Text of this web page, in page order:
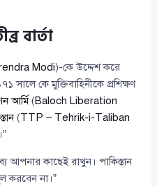
বার্তা
Modi)-কে উদ্দেশ করে
সালে কে মুক্তিবাহিনীকে প্রশিক্ষণ
আর্মি(Baloch Liberation
(TTP – Tehrik-i-Taliban
আপনার কাছেই রাখুন। পাকিস্তান
করবেন না।”